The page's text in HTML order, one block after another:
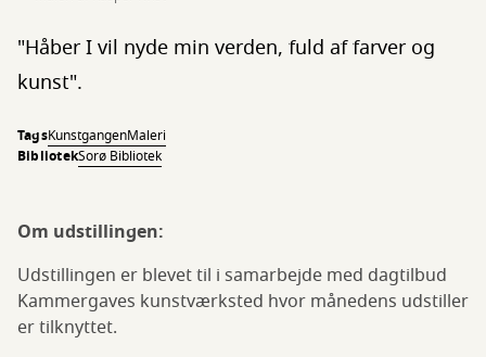
"Håber I vil nyde min verden, fuld af farver og
kunst".
TagsKunstgangenMaleri
BibliotekSorø Bibliotek
Om udstillingen:
Udstillingen er blevet til i samarbejde med dagtilbud
Kammergaves kunstværksted hvor månedens udstiller
er tilknyttet.